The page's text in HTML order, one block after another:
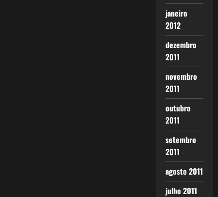
janeiro
2012
dezembro
2011
novembro
2011
outubro
2011
setembro
2011
agosto 2011
julho 2011